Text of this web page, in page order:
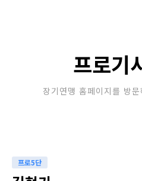
프로기
장기연맹 홈페이지를 방
프로5단